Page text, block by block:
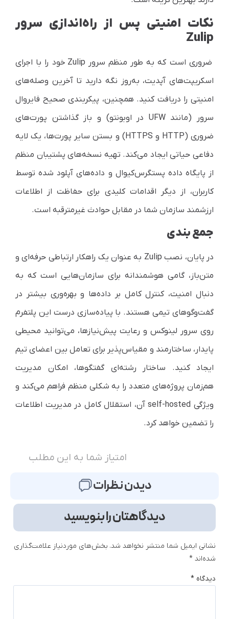
نکات امنیتی پس از راه‌اندازی سرور
Zulip
ضروری است که به طور منظم سرور Zulip خود را با اجرای
اسکریپت‌های آپدیت، به‌روز نگه دارید تا آخرین وصله‌های
امنیتی را دریافت کنید. همچنین، پیکربندی صحیح فایروال
سرور (مانند UFW در اوبونتو) و باز گذاشتن پورت‌های
ضروری (HTTP و HTTPS) و بستن سایر پورت‌ها، یک لایه
دفاعی حیاتی ایجاد می‌کند. تهیه نسخه‌های پشتیبان منظم
از پایگاه داده پستگرس‌کیوال و داده‌های آپلود شده توسط
کاربران، از دیگر اقدامات کلیدی برای حفاظت از اطلاعات
ارزشمند سازمان شما در مقابل حوادث غیرمترقبه است.
جمع بندی
در پایان، نصب Zulip به عنوان یک راهکار ارتباطی حرفه‌ای و
متن‌باز، گامی هوشمندانه برای سازمان‌هایی است که به
دنبال امنیت، کنترل کامل بر داده‌ها و بهره‌وری بیشتر در
گفت‌وگوهای تیمی هستند. با پیاده‌سازی درست این پلتفرم
روی سرور لینوکس و رعایت پیش‌نیازها، می‌توانید محیطی
پایدار، ساختارمند و مقیاس‌پذیر برای تعامل بین اعضای تیم
ایجاد کنید. ساختار رشته‌ای گفتگوها، امکان مدیریت
هم‌زمان پروژه‌های متعدد را به شکلی منظم فراهم می‌کند و
ویژگی self-hosted آن، استقلال کامل در مدیریت اطلاعات
را تضمین خواهد کرد.
امتیاز شما به این مطلب
دیدن نظرات
دیدگاهتان را بنویسید
نشانی ایمیل شما منتشر نخواهد شد. بخش‌های موردنیاز علامت‌گذاری
شده‌اند *
دیدگاه *